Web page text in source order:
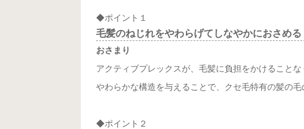
◆ポイント１
毛髪のねじれをやわらげてしなやかにおさめる
おさまり
アクティブプレックスが、毛髪に負担をかけることな
やわらかな構造を与えることで、クセ毛特有の髪の
◆ポイント２